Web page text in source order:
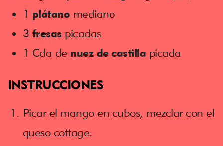
1 plátano mediano
3 fresas picadas
1 Cda de nuez de castilla picada
INSTRUCCIONES
Picar el mango en cubos, mezclar con el
queso cottage.